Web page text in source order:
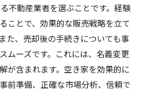
不動産業者を選ぶことです。経験
ことで、効果的な販売戦略を立て
た、売却後の手続きについても事
ムーズです。これには、名義変更
が含まれます。空き家を効果的に
前準備、正確な市場分析、信頼で